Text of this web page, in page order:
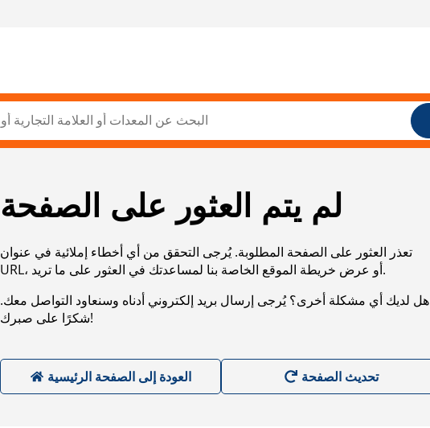
لم يتم العثور على الصفحة
تعذر العثور على الصفحة المطلوبة. يُرجى التحقق من أي أخطاء إملائية في عنوان
URL، أو عرض خريطة الموقع الخاصة بنا لمساعدتك في العثور على ما تريد.
هل لديك أي مشكلة أخرى؟ يُرجى إرسال بريد إلكتروني أدناه وسنعاود التواصل معك.
شكرًا على صبرك!
العودة إلى الصفحة الرئيسية